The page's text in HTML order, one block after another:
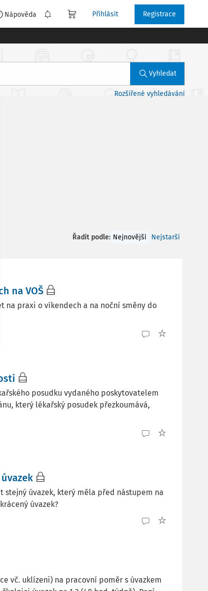
Nápověda Přihlásit Registrace
Vyhledat
Rozšířené vyhledávání
Řadit podle: Nejnovější Nejstarší
na VOŠ
na praxi o víkendech a na noční směny do
posudku vydaného poskytovatelem
který lékařský posudek přezkoumává,
stejný úvazek, který měla před nástupem na
úvazek?
vč. uklízeni) na pracovní poměr s úvazkem